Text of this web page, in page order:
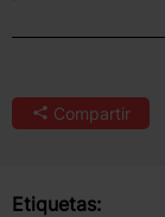
Compartir
Etiquetas: